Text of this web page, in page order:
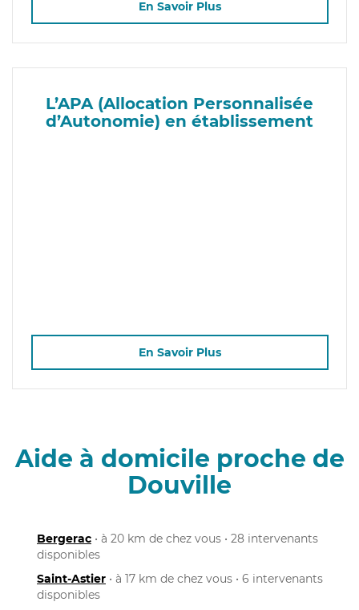
En Savoir Plus
L’APA (Allocation Personnalisée
d’Autonomie) en établissement
En Savoir Plus
Aide à domicile proche de
Douville
Bergerac • à 20 km de chez vous • 28 intervenants
disponibles
Saint-Astier • à 17 km de chez vous • 6 intervenants
disponibles